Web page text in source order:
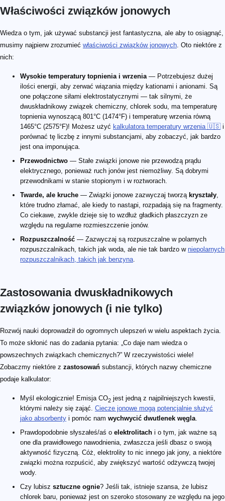
Właściwości związków jonowych
Wiedza o tym, jak używać substancji jest fantastyczna, ale aby to osiągnąć,
musimy najpierw zrozumieć właściwości związków jonowych . Oto niektóre z
nich:
Wysokie temperatury topnienia i wrzenia — Potrzebujesz dużej
ilości energii, aby zerwać wiązania między kationami i anionami. Są
one połączone siłami elektrostatycznymi — tak silnymi, że
dwuskładnikowy związek chemiczny, chlorek sodu, ma temperaturę
topnienia wynoszącą 801°C (1474°F) i temperaturę wrzenia równą
1465°C (2575°F)! Możesz użyć kalkulatora temperatury wrzenia 🇺🇸i
porównać tę liczbę z innymi substancjami, aby zobaczyć, jak bardzo
jest ona imponująca.
Przewodnictwo — Stałe związki jonowe nie przewodzą prądu
elektrycznego, ponieważ ruch jonów jest niemożliwy. Są dobrymi
przewodnikami w stanie stopionym i w roztworach.
Twarde, ale kruche — Związki jonowe zazwyczaj tworzą kryształy
które trudno złamać, ale kiedy to nastąpi, rozpadają się na fragmenty.
Co ciekawe, zwykle dzieje się to wzdłuż gładkich płaszczyzn ze
względu na regularne rozmieszczenie jonów.
Rozpuszczalność — Zazwyczaj są rozpuszczalne w polarnych
rozpuszczalnikach, takich jak woda, ale nie tak bardzo w niepolarnych
rozpuszczalnikach, takich jak benzyna
Zastosowania dwuskładnikowych
związków jonowych (i nie tylko)
Rozwój nauki doprowadził do ogromnych ulepszeń w wielu aspektach życia.
To może skłonić nas do zadania pytania: „Co daje nam wiedza o
powszechnych związkach chemicznych?” W rzeczywistości wiele!
Zobaczmy niektóre z zastosowań substancji, których nazwy chemiczne
podaje kalkulator:
Myśl ekologicznie! Emisja CO2 jest jedną z najpilniejszych kwestii,
którymi należy się zająć. Ciecze jonowe mogą potencjalnie służyć
jako absorbenty i pomóc nam wychwycić dwutlenek węgla
Prawdopodobnie słyszałeś/aś o elektrolitach i o tym, jak ważne są
one dla prawidłowego nawodnienia, zwłaszcza jeśli dbasz o swoją
aktywność fizyczną. Cóż, elektrolity to nic innego jak jony, a niektóre
związki można rozpuścić, aby zwiększyć wartość odżywczą twojej
wody.
Czy lubisz sztuczne ognie? Jeśli tak, istnieje szansa, że lubisz
chlorek baru, ponieważ jest on szeroko stosowany ze względu na jego